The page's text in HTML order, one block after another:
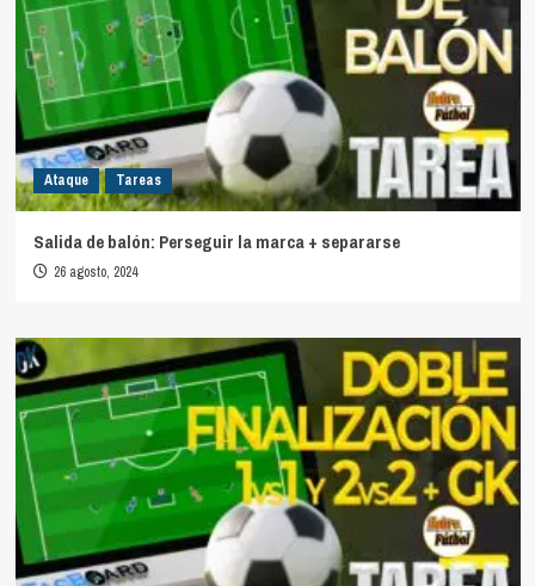
Ataque Tareas
Salida de balón: Perseguir la marca + separarse
26 agosto, 2024